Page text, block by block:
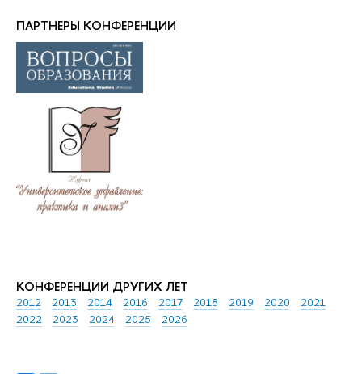
ПАРТНЕРЫ КОНФЕРЕНЦИИ
КОНФЕРЕНЦИИ ДРУГИХ ЛЕТ
2012 2013 2014 2016 2017 2018 2019 2020
2021
2022
2023 2024 2025 2026